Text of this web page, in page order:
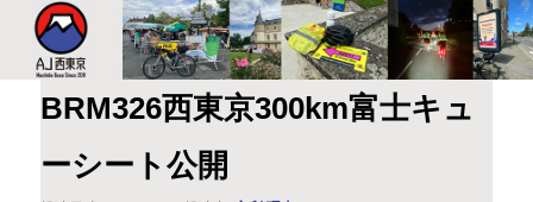
AJ西東京
このサイトは、オダックスジャパン西東京主催のブルベ情報を発信していま
す。XServer
BRM326西東京300km富士キュ
ーシート公開